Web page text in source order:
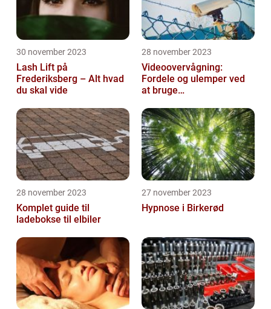
30 november 2023
Lash Lift på
Frederiksberg – Alt hvad
du skal vide
28 november 2023
Videoovervågning:
Fordele og ulemper ved
at bruge
28 november 2023
Komplet guide til
ladebokse til elbiler
27 november 2023
Hypnose i Birkerød